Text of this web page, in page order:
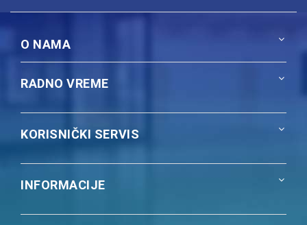
O NAMA
RADNO VREME
KORISNIČKI SERVIS
INFORMACIJE